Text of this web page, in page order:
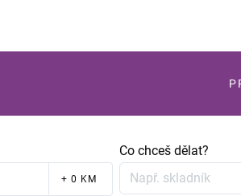
+ 0 KM
Co chceš dělat?